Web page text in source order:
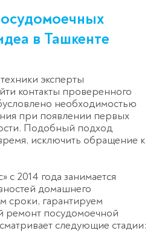
в Ташкенте
эксперты
контакты проверенного
необходимостью
при появлении первых
Подобный подход
исключить обращение к
с 2014 года занимается
домашнего
сроки, гарантируем
ремонт посудомоечной
следующие стадии: